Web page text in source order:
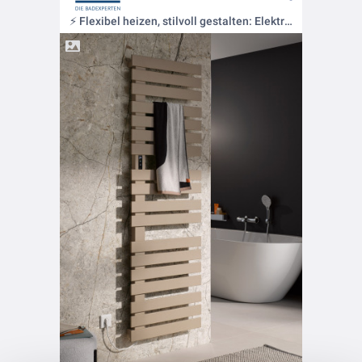
⚡ Flexibel heizen, stilvoll gestalten: Elektrische Badheizkörper für moderne Bäder